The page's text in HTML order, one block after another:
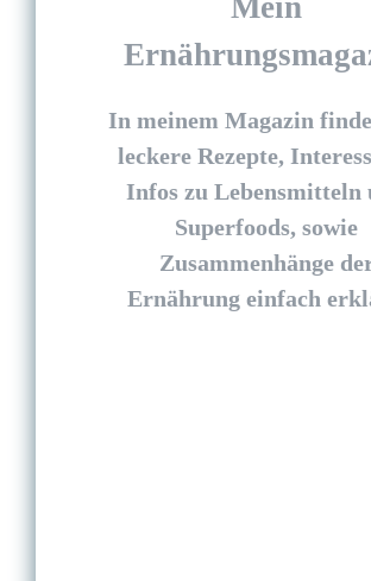
In meinem Magazin
leckere Rezepte,
Infos zu Lebensmitteln
Superfoods, sowie
Zusammenhänge
Ernährung einfach